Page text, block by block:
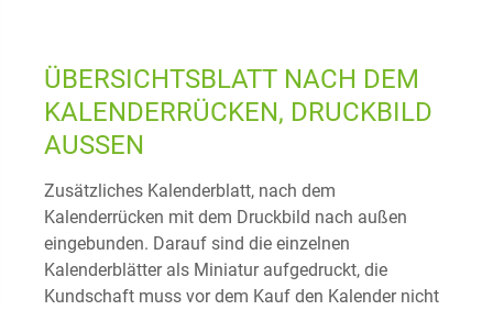
ÜBERSICHTSBLATT NACH DEM
KALENDERRÜCKEN, DRUCKBILD
AUSSEN
Zusätzliches Kalenderblatt, nach dem
Kalenderrücken mit dem Druckbild nach außen
eingebunden. Darauf sind die einzelnen
Kalenderblätter als Miniatur aufgedruckt, die
Kundschaft muss vor dem Kauf den Kalender nicht